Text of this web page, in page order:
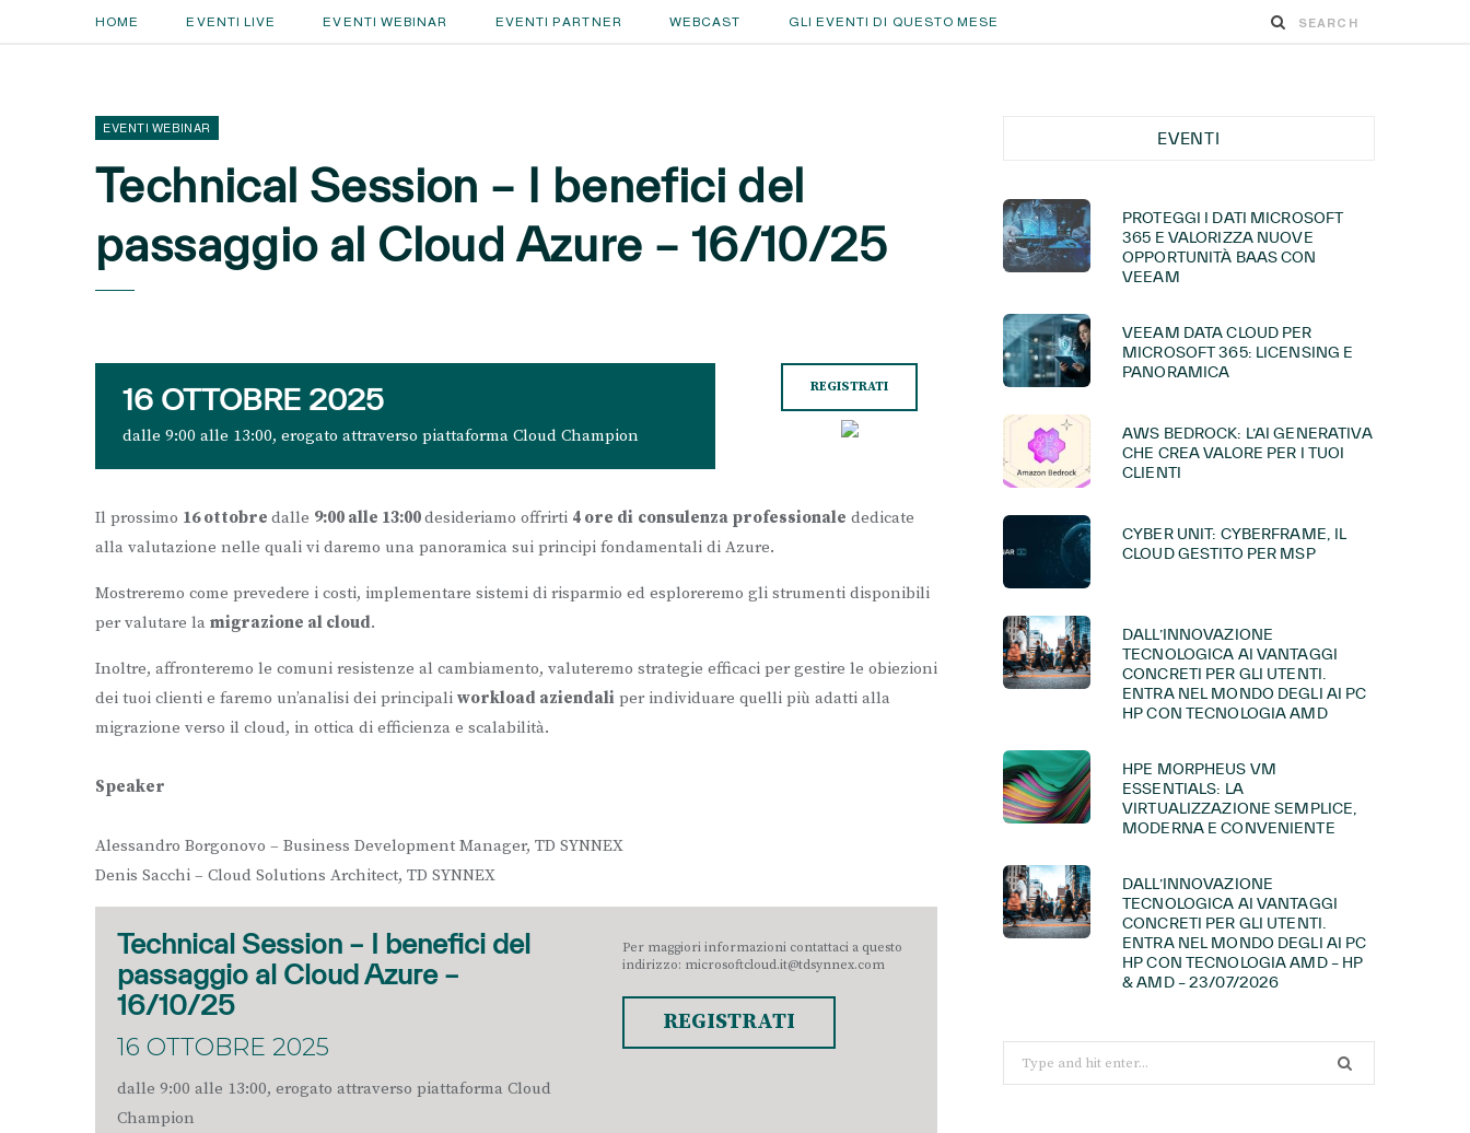
HOME EVENTI LIVE EVENTI WEBINAR EVENTI PARTNER WEBCAST GLI EVENTI DI QUESTO MESE
EVENTI WEBINAR
Technical Session – I benefici del
passaggio al Cloud Azure – 16/10/25
16 OTTOBRE 2025
dalle 9:00 alle 13:00, erogato attraverso piattaforma Cloud Champion
REGISTRATI
Il prossimo 16 ottobre dalle 9:00 alle 13:00desideriamo offrirti 4 ore di consulenza professionale dedicate
alla valutazione nelle quali vi daremo una panoramica sui principi fondamentali di Azure.
Mostreremo come prevedere i costi, implementare sistemi di risparmio ed esploreremo gli strumenti disponibili
per valutare la migrazione al cloud.
Inoltre, affronteremo le comuni resistenze al cambiamento, valuteremo strategie efficaci per gestire le obiezioni
dei tuoi clienti e faremo un’analisi dei principali workload aziendali per individuare quelli più adatti alla
migrazione verso il cloud, in ottica di efficienza e scalabilità.
Speaker
Alessandro Borgonovo – Business Development Manager, TD SYNNEX
Denis Sacchi – Cloud Solutions Architect, TD SYNNEX
Technical Session – I benefici del
passaggio al Cloud Azure –
16/10/25
16 OTTOBRE 2025
dalle 9:00 alle 13:00, erogato attraverso piattaforma Cloud
Champion
Per maggiori informazioni contattaci a questo
indirizzo: microsoftcloud.it@tdsynnex.com
REGISTRATI
EVENTI
PROTEGGI I DATI MICROSOFT
365 E VALORIZZA NUOVE
OPPORTUNITÀ BAAS CON
VEEAM
VEEAM DATA CLOUD PER
MICROSOFT 365: LICENSING E
PANORAMICA
AWS BEDROCK: L’AI GENERATIVA
CHE CREA VALORE PER I TUOI
CLIENTI
CYBER UNIT: CYBERFRAME, IL
CLOUD GESTITO PER MSP
DALL’INNOVAZIONE
TECNOLOGICA AI VANTAGGI
CONCRETI PER GLI UTENTI.
ENTRA NEL MONDO DEGLI AI PC
HP CON TECNOLOGIA AMD
HPE MORPHEUS VM
ESSENTIALS: LA
VIRTUALIZZAZIONE SEMPLICE,
MODERNA E CONVENIENTE
DALL’INNOVAZIONE
TECNOLOGICA AI VANTAGGI
CONCRETI PER GLI UTENTI.
ENTRA NEL MONDO DEGLI AI PC
HP CON TECNOLOGIA AMD – HP
& AMD – 23/07/2026
for: